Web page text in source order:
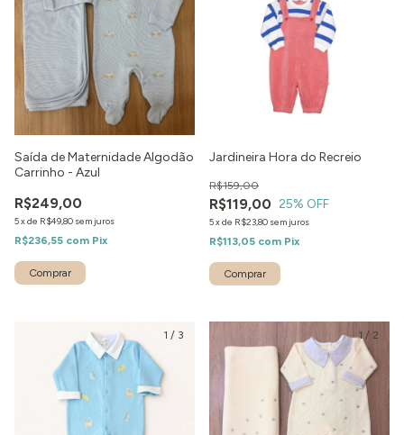
Saída de Maternidade Algodão
Carrinho - Azul
R$249,00
5xde R$49,80 sem juros
R$236,55 com Pix
Comprar
Jardineira Hora do Recreio
R$119,00
R$159,00
25% OFF
5xde R$23,80 sem juros
R$113,05 com Pix
Comprar
1 / 3 1 / 2